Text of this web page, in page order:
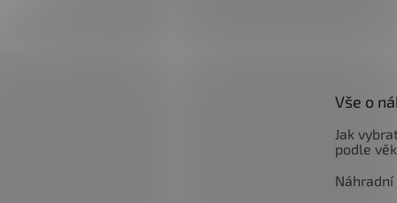
Vše o
Jak
podle